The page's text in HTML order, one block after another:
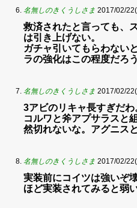
名無しのきくうしさま 2017/02/
救済されたと言っても、
は引き上げない。
ガチャ引いてもらわない
ラの強化はこの程度だろう
名無しのきくうしさま 2017/02/
3アビのリキャ長すぎだわ
コルワと斧アプサラスと
然切れないな。アグニス
名無しのきくうしさま 2017/02/
実装前にコイツは強いぞ
ほど実装されてみると弱